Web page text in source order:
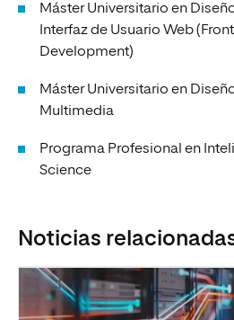
Máster Universitario en
Interfaz de Usuario Web
Development)
Máster Universitario en
Multimedia
Programa Profesional en
Science
Noticias